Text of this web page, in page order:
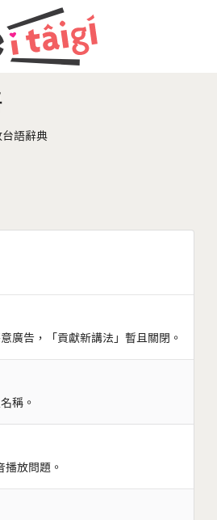
語辭典
廣告，「貢獻新講法」暫且關閉。
稱。
放問題。